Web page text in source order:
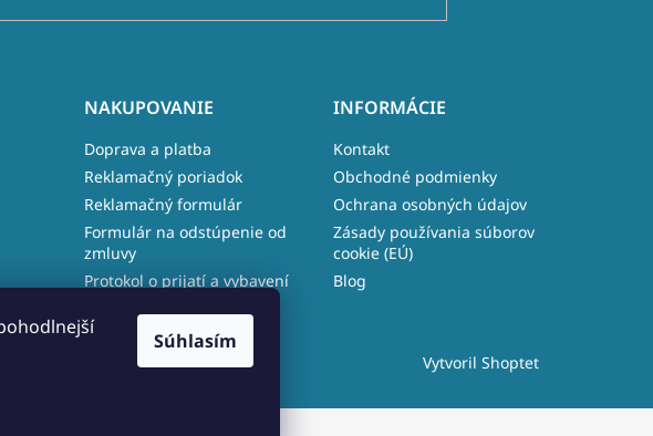
Súhlasím
NAKUPOVANIE
Doprava a platba
Reklamačný poriadok
Reklamačný formulár
Formulár na odstúpenie od
zmluvy
Protokol o prijatí a vybavení
INFORMÁCIE
Kontakt
Obchodné podmienky
Ochrana osobných údajov
Zásady používania súborov
cookie (EÚ)
Blog
Vytvoril Shoptet